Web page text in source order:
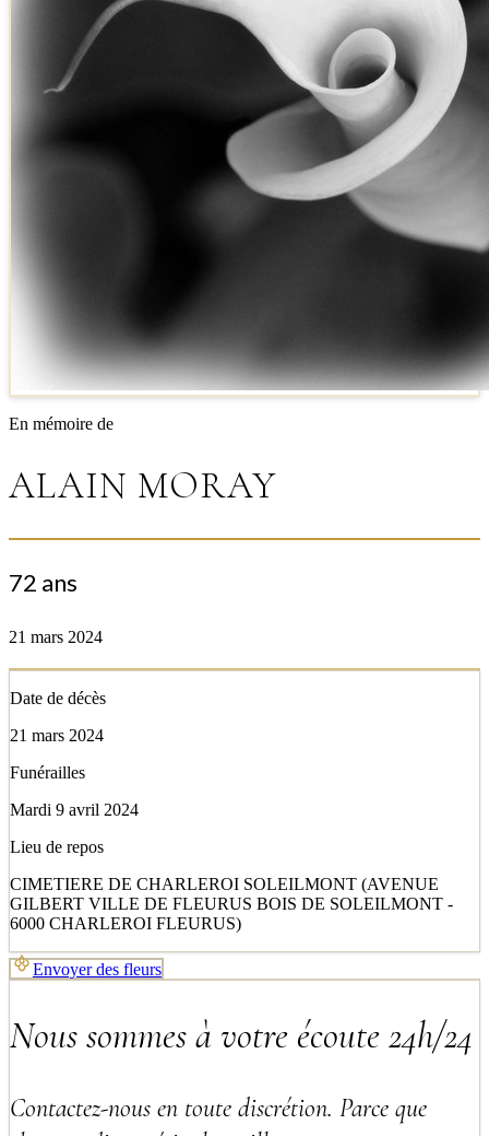
En mémoire de
ALAIN MORAY
72 ans
21 mars 2024
Date de décès
21 mars 2024
Funérailles
Mardi 9 avril 2024
Lieu de repos
CIMETIERE DE CHARLEROI SOLEILMONT (AVENUE
GILBERT VILLE DE FLEURUS BOIS DE SOLEILMONT -
6000 CHARLEROI FLEURUS)
Envoyer des fleurs
Nous sommes à votre écoute 24h/24
Contactez-nous en toute discrétion. Parce que